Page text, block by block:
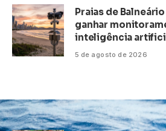
Praias de
ganhar
inteligência
5 de agosto de 2026